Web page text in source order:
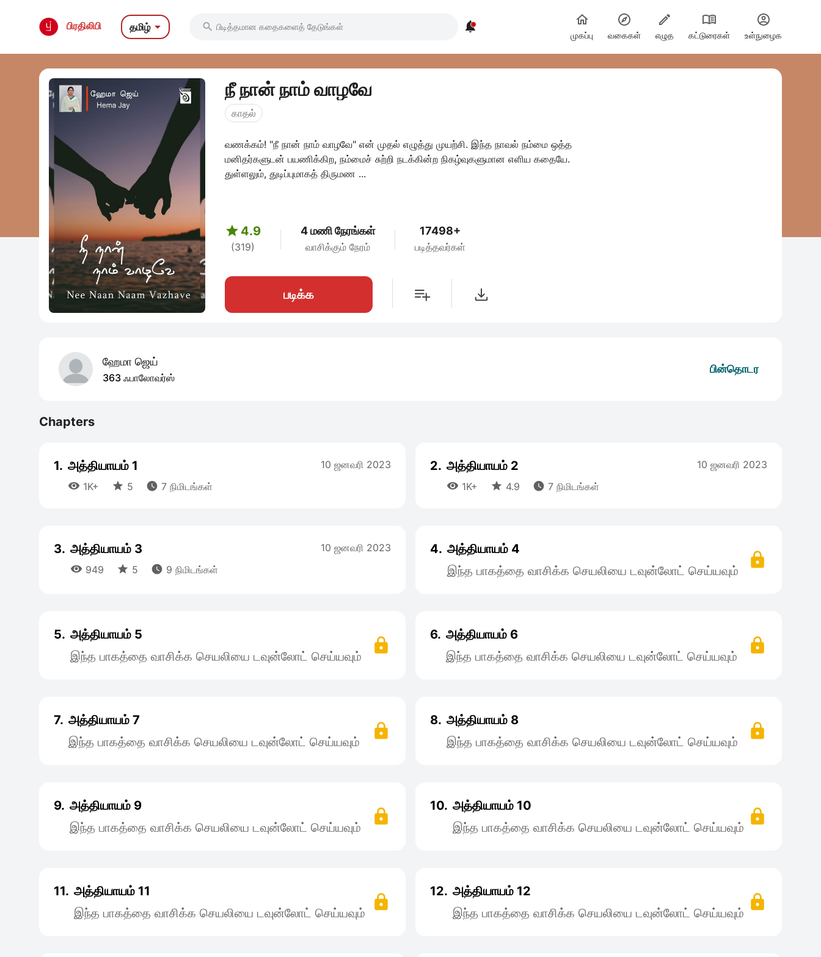
பிரதிலிபி தமிழ்  
முகப்பு வகைகள் எழுத கட்டுரைகள் உள்நுழைக
நீ நான் நாம் வாழவே
காதல்
வணக்கம்! "நீ நான் நாம் வாழவே" என் முதல் எழுத்து முயற்சி. இந்த நாவல் நம்மை ஒத்த
மனிதர்களுடன் பயணிக்கிற, நம்மைச் சுற்றி நடக்கின்ற நிகழ்வுகளுமான எளிய கதையே.
துள்ளலும், துடிப்புமாகத் திருமண ...
 4.9
(319)
4 மணி நேரங்கள்
வாசிக்கும் நேரம்
17498+
படித்தவர்கள்
படிக்க
ஹேமா ஜெய்
363 ஃபாலோவர்ஸ்
பின்தொடர
Chapters
1. அத்தியாயம் 1
 1K+  5  7 நிமிடங்கள்
10 ஜனவரி 2023 2. அத்தியாயம் 2
 1K+  4.9  7 நிமிடங்கள்
10 ஜனவரி 2023
3. அத்தியாயம் 3
 949  5  9 நிமிடங்கள்
10 ஜனவரி 2023 4. அத்தியாயம் 4
இந்த பாகத்தை வாசிக்க செயலியை டவுன்லோட் செய்யவும்
5. அத்தியாயம் 5
இந்த பாகத்தை வாசிக்க செயலியை டவுன்லோட் செய்யவும்
6. அத்தியாயம் 6
இந்த பாகத்தை வாசிக்க செயலியை டவுன்லோட் செய்யவும்
7. அத்தியாயம் 7
இந்த பாகத்தை வாசிக்க செயலியை டவுன்லோட் செய்யவும்
8. அத்தியாயம் 8
இந்த பாகத்தை வாசிக்க செயலியை டவுன்லோட் செய்யவும்
9. அத்தியாயம் 9
இந்த பாகத்தை வாசிக்க செயலியை டவுன்லோட் செய்யவும்
10. அத்தியாயம் 10
இந்த பாகத்தை வாசிக்க செயலியை டவுன்லோட் செய்யவும்
11. அத்தியாயம் 11
இந்த பாகத்தை வாசிக்க செயலியை டவுன்லோட் செய்யவும்
12. அத்தியாயம் 12
இந்த பாகத்தை வாசிக்க செயலியை டவுன்லோட் செய்யவும்